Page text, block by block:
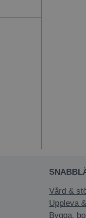
Vård &
Uppleva
Bygga,